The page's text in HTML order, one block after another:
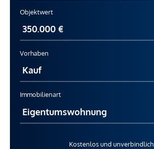
Objektwert
Vorhaben
Immobilienart
Kostenlos und unverbindlich